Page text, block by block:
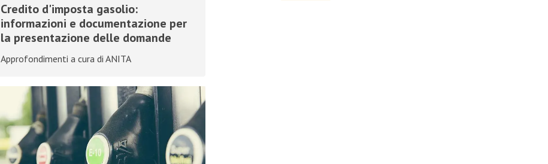
Credito d'imposta gasolio:
informazioni e documentazione per
la presentazione delle domande
Approfondimenti a cura di ANITA